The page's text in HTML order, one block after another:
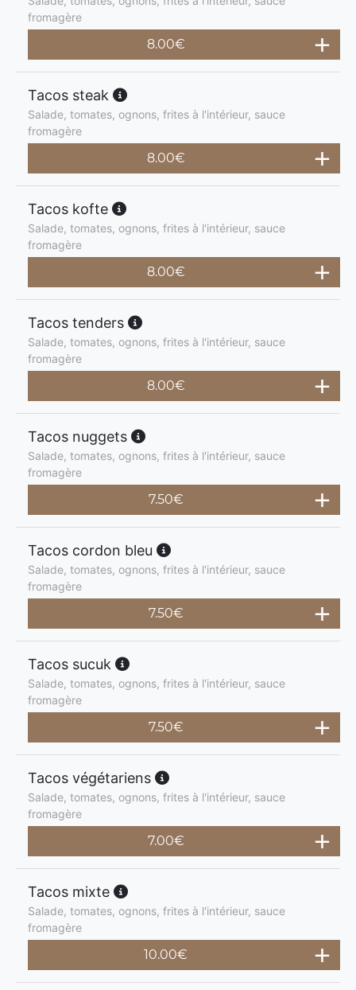
fromagère
8.00€
Tacos steak
Salade, tomates, ognons, frites à l'intérieur, sauce
fromagère
8.00€
Tacos kofte
Salade, tomates, ognons, frites à l'intérieur, sauce
fromagère
8.00€
Tacos tenders
Salade, tomates, ognons, frites à l'intérieur, sauce
fromagère
8.00€
Tacos nuggets
Salade, tomates, ognons, frites à l'intérieur, sauce
fromagère
7.50€
Tacos cordon bleu
Salade, tomates, ognons, frites à l'intérieur, sauce
fromagère
7.50€
Tacos sucuk
Salade, tomates, ognons, frites à l'intérieur, sauce
fromagère
7.50€
Tacos végétariens
Salade, tomates, ognons, frites à l'intérieur, sauce
fromagère
7.00€
Tacos mixte
Salade, tomates, ognons, frites à l'intérieur, sauce
fromagère
10.00€